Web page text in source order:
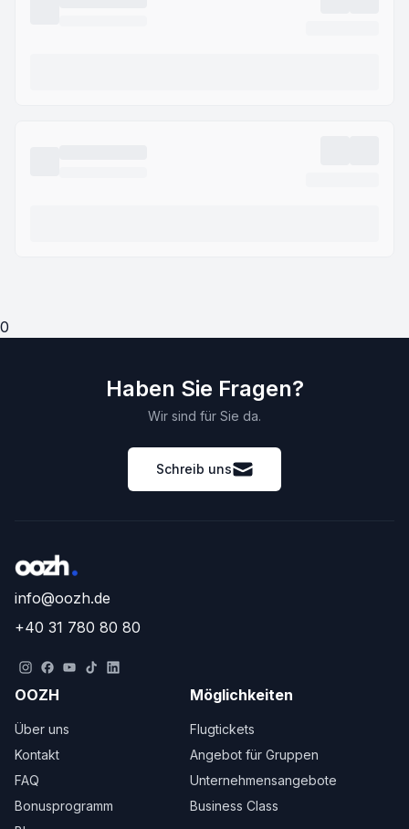
0
Haben Sie Fragen?
Wir sind für Sie da.
Schreib uns
info@oozh.de
+40 31 780 80 80
OOZH
Über uns
Kontakt
FAQ
Bonusprogramm
Möglichkeiten
Flugtickets
Angebot für Gruppen
Unternehmensangebote
Business Class